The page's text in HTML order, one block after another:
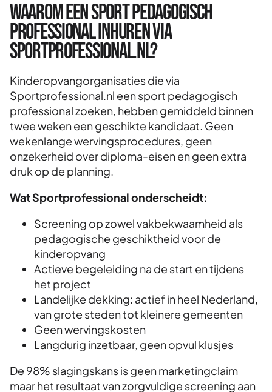
Waarom een sport pedagogisch
professional inhuren via
Sportprofessional.nl?
Kinderopvangorganisaties die via
Sportprofessional.nl een sport pedagogisch
professional zoeken, hebben gemiddeld binnen
twee weken een geschikte kandidaat. Geen
wekenlange wervingsprocedures, geen
onzekerheid over diploma-eisen en geen extra
druk op de planning.
Wat Sportprofessional onderscheidt:
Screening op zowel vakbekwaamheid als
pedagogische geschiktheid voor de
kinderopvang
Actieve begeleiding na de start en tijdens
het project
Landelijke dekking: actief in heel Nederland,
van grote steden tot kleinere gemeenten
Geen wervingskosten
Langdurig inzetbaar, geen opvul klusjes
De 98% slagingskans is geen marketingclaim
maar het resultaat van zorgvuldige screening aan